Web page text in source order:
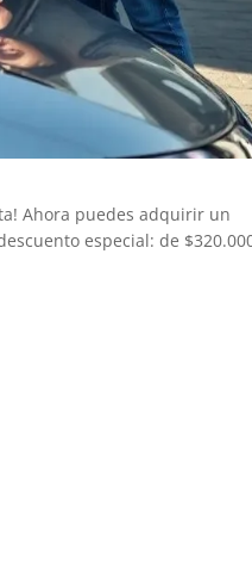
Ahora puedes adquirir un
especial: de